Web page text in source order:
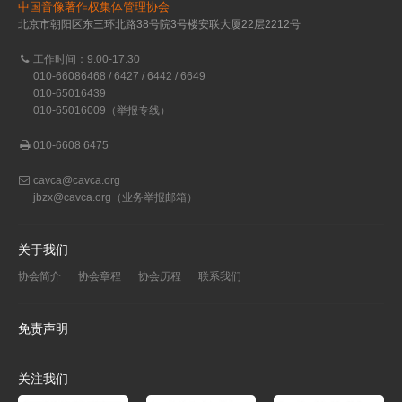
中国音像著作权集体管理协会
北京市朝阳区东三环北路38号院3号楼安联大厦22层2212号
工作时间：9:00-17:30
010-66086468 / 6427 / 6442 / 6649
010-65016439
010-65016009（举报专线）
010-6608 6475
cavca@cavca.org
jbzx@cavca.org （业务举报邮箱）
关于我们
协会简介 协会章程 协会历程 联系我们
免责声明
关注我们